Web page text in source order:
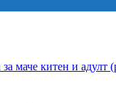
маче китен и адулт